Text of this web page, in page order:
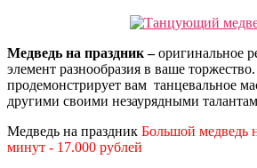
Медведь на праздник –оригинальное
элемент разнообразия в ваше
продемонстрирует вам танцевальное
другими своими незаурядными
Медведь на праздник Большой медведь
минут - 17.000 рублей